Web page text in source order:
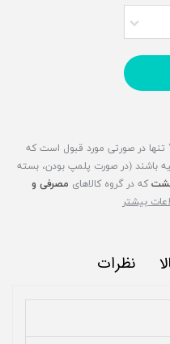
تنها در صورتی مورد قبول است که
باشند (در صورت پلمپ بودن، بسته
که در گروه کالاهای مصرفی و
بیشتر
نظرات